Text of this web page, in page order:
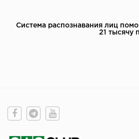
Система распознавания лиц
21 тысячу